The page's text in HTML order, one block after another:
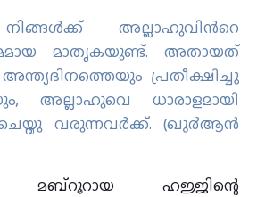
അല്ലാഹുവിന്‍റെ
മാതൃകയുണ്ട്‌. അതായത്
പ്രതീക്ഷിച്ചു
അല്ലാഹുവെ ധാരാളമായി
വരുന്നവര്‍ക്ക്‌. (ഖു൪ആന്‍
ഹജ്ജിന്റെ